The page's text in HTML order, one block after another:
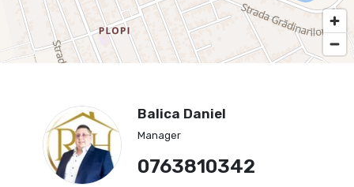
Balica Daniel
Manager
0763810342